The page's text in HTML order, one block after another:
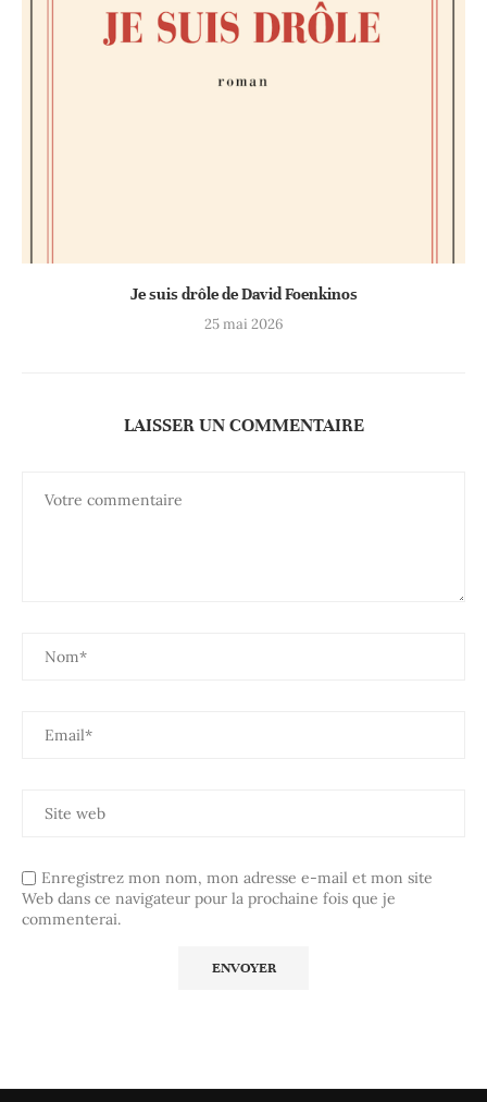
Je suis drôle de David Foenkinos
25 mai 2026
LAISSER UN COMMENTAIRE
Enregistrez mon nom, mon adresse e-mail et mon site
Web dans ce navigateur pour la prochaine fois que je
commenterai.